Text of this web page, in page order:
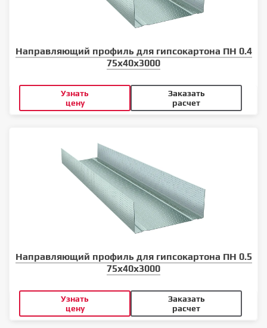
Направляющий профиль для гипсокартона ПН 0.4
75x40x3000
Узнать
цену
Заказать
расчет
Направляющий профиль для гипсокартона ПН 0.5
75x40x3000
Узнать
цену
Заказать
расчет